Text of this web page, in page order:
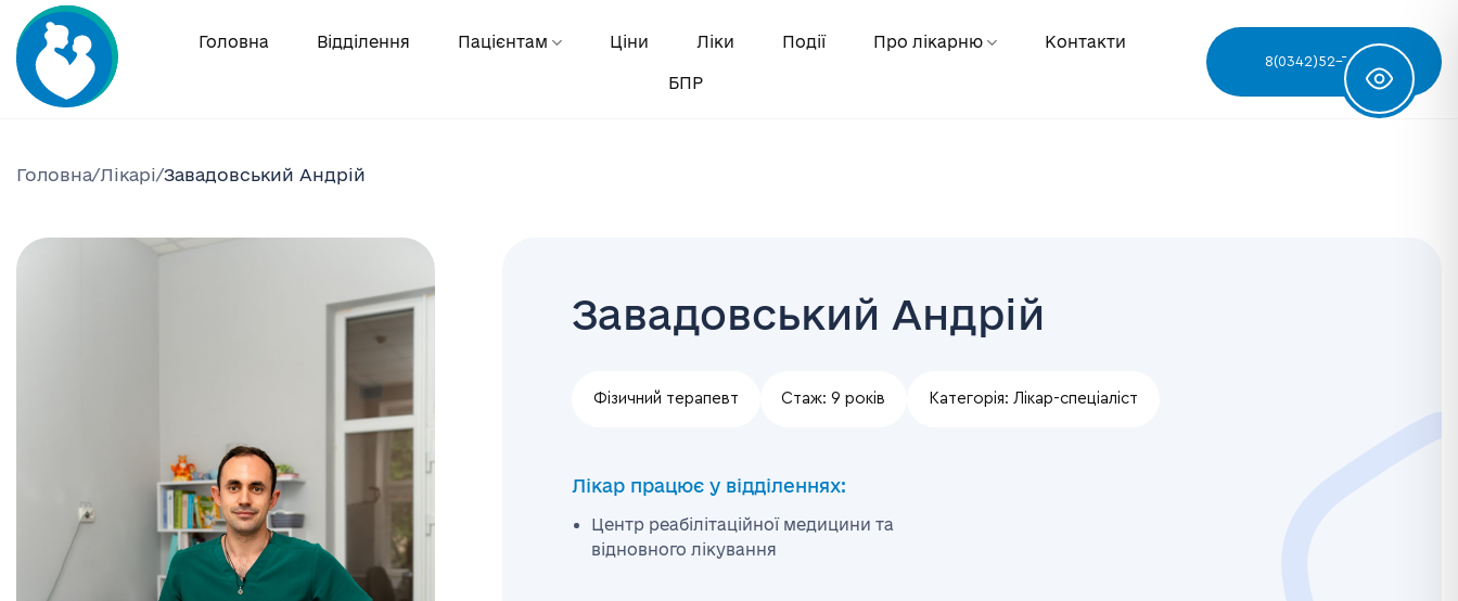
Skip
to
content
Головна Відділення Пацієнтам Ціни Ліки Події Про лікарню Контакти
БПР
8(0342)52-78-68
Головна/Лікарі/Завадовський Андрій
Завадовський Андрій
Фізичний терапевт Стаж: 9 років Категорія: Лікар-спеціаліст
Лікар працює у відділеннях:
Центр реабілітаційної медицини та
відновного лікування